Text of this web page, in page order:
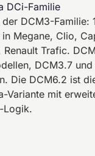
DCi-Familie
DCM3-Familie:
Megane, Clio,
Renault Trafic.
DCM3.7
Die DCM6.2 ist
Variante mit
Logik.